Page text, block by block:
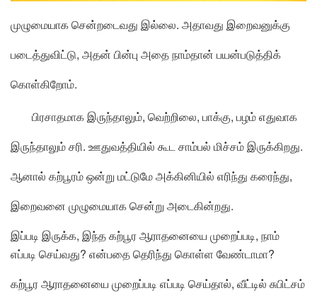
முழுமையாக சென்றடைவது இல்லை. அதாவது இறைவனுக்கு
படைத்துவிட்டு, அதன் பின்பு அதை நாம்தான் பயன்படுத்திக்
கொள்கிறோம்.
பிரசாதமாக இருந்தாலும், வெற்றிலை, பாக்கு, பழம் எதுவாக
இருந்தாலும் சரி. ஊதுவத்தியில் கூட சாம்பல் மிச்சம் இருக்கிறது.
ஆனால் கற்பூரம் ஒன்று மட்டுமே அக்கினியில் எரிந்து கரைந்து,
இறைவனை முழுமையாக சென்று அடைகின்றது.
இப்படி இருக்க, இந்த கற்பூர ஆராதனையை முறைப்படி, நாம்
எப்படி செய்வது? என்பதை தெரிந்து கொள்ள வேண்டாமா?
கற்பூர ஆராதனையை முறைப்படி எப்படி செய்தால், வீட்டில் சுபிட்சம்